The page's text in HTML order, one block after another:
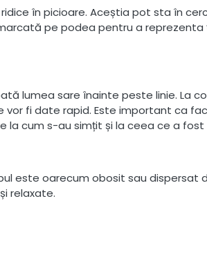
în picioare. Aceștia pot sta în
pe podea pentru a reprezenta
lumea sare înainte peste linie. La
vor fi date rapid. Este important ca
la cum s-au simțit și la ceea ce a
este oarecum obosit sau
relaxate.